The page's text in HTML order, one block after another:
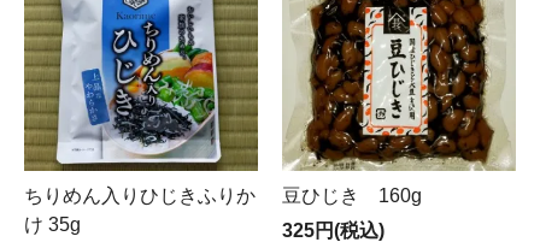
ちりめん入りひじきふりか
け 35g
豆ひじき 160g
325円(税込)